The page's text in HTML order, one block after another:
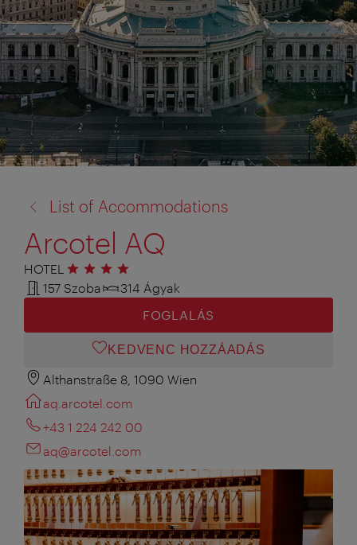
a:
List of Accommodations
Arcotel AQ
HOTEL 4 csillag
157 Szoba
314 Ágyak
FOGLALÁS
KEDVENC HOZZÁADÁS
Althanstraße 8, 1090 Wien
aq.arcotel.com
+43 1 224 242 00
aq@arcotel.com